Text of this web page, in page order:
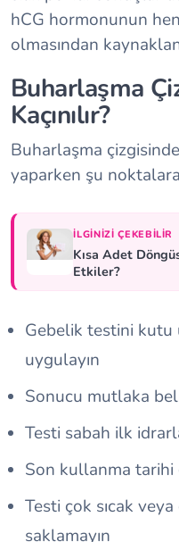
hCG hormonunun
olmasından
Buharlaşma
Kaçınılır?
Buharlaşma
yaparken şu
İLGINIZI ÇEKEBILIR
Kısa Adet
Etkiler?
Gebelik testini
uygulayın
Sonucu mutlaka
Testi sabah ilk
Son kullanma tarihi
Testi çok sıcak
saklamayın